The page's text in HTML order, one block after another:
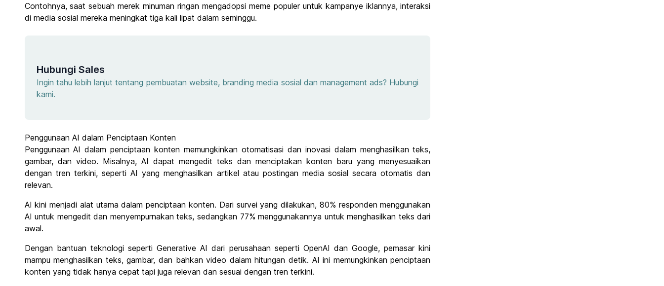
Contohnya, saat sebuah merek minuman ringan mengadopsi meme populer untuk kampanye iklannya, interaksi
di media sosial mereka meningkat tiga kali lipat dalam seminggu.
Hubungi Sales
Ingin tahu lebih lanjut tentang pembuatan website, branding media sosial dan management ads? Hubungi
kami.
Penggunaan AI dalam Penciptaan Konten
Penggunaan AI dalam penciptaan konten memungkinkan otomatisasi dan inovasi dalam menghasilkan teks,
gambar, dan video. Misalnya, AI dapat mengedit teks dan menciptakan konten baru yang menyesuaikan
dengan tren terkini, seperti AI yang menghasilkan artikel atau postingan media sosial secara otomatis dan
relevan.
AI kini menjadi alat utama dalam penciptaan konten. Dari survei yang dilakukan, 80% responden menggunakan
AI untuk mengedit dan menyempurnakan teks, sedangkan 77% menggunakannya untuk menghasilkan teks dari
awal.
Dengan bantuan teknologi seperti Generative AI dari perusahaan seperti OpenAI dan Google, pemasar kini
mampu menghasilkan teks, gambar, dan bahkan video dalam hitungan detik. AI ini memungkinkan penciptaan
konten yang tidak hanya cepat tapi juga relevan dan sesuai dengan tren terkini.